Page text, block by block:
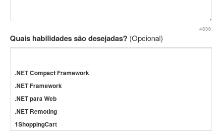
4838
Quais habilidades são desejadas? (Opcional)
.NET Compact Framework
.NET Framework
.NET para Web
.NET Remoting
1ShoppingCart